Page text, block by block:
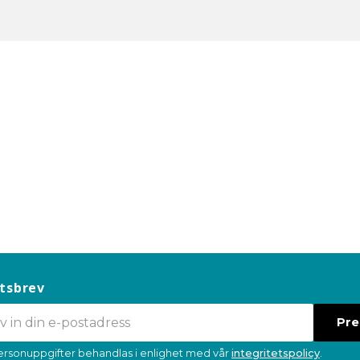
behandlas i enlighet med vårintegritetspolicy.